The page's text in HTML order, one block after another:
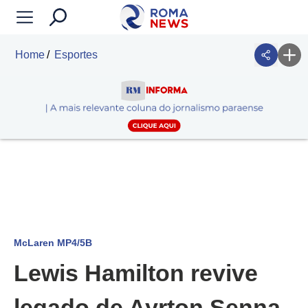
Home Esportes
McLaren MP4/5B
Lewis Hamilton revive